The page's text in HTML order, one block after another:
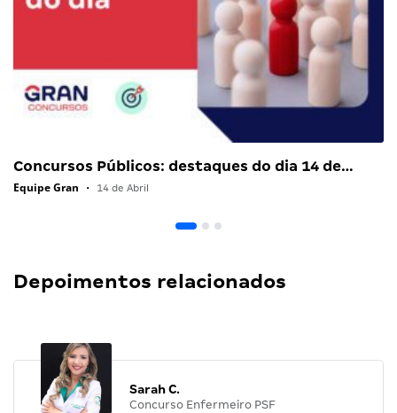
Concursos Públicos: destaques do dia 14 de…
Equipe Gran • 14 de Abril
Depoimentos relacionados
Sarah C.
Concurso Enfermeiro PSF